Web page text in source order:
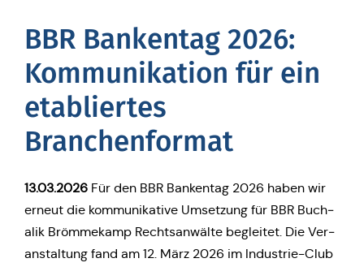
BBR Ban­ken­tag 2026:
Kom­mu­ni­ka­ti­on für ein
eta­blier­tes
Branchenformat
13.03.2026 Für den BBR Ban­ken­tag 2026 haben wir
erneut die kom­mu­ni­ka­ti­ve Umset­zung für BBR Buch­
a­lik Bröm­me­kamp Rechts­an­wäl­te beglei­tet. Die Ver­
an­stal­tung fand am 12. März 2026 im Indus­trie-Club